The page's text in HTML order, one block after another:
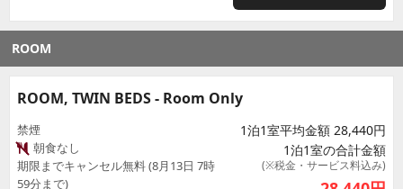
ROOM
ROOM, TWIN BEDS - Room Only
禁煙
朝食なし
期限までキャンセル無料 (8月13日 7時
59分まで)
1泊1室平均金額 28,440円
1泊1室の合計金額
(※税金・サービス料込み)